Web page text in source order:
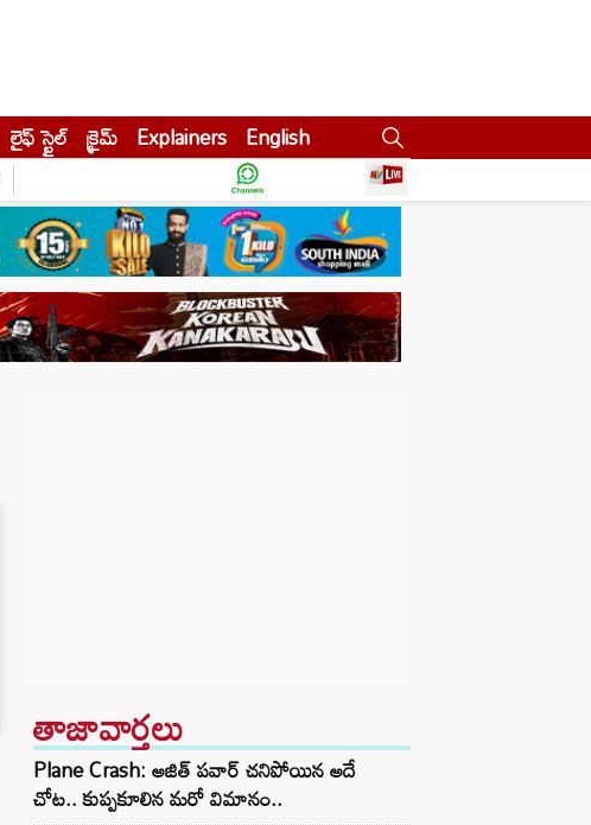
లైఫ్ స్టైల్ క్రైమ్ Explainers English
తాజావార్తలు
Plane Crash: అజిత్ పవార్ చనిపోయిన అదే
చోట.. కుప్పకూలిన మరో విమానం..